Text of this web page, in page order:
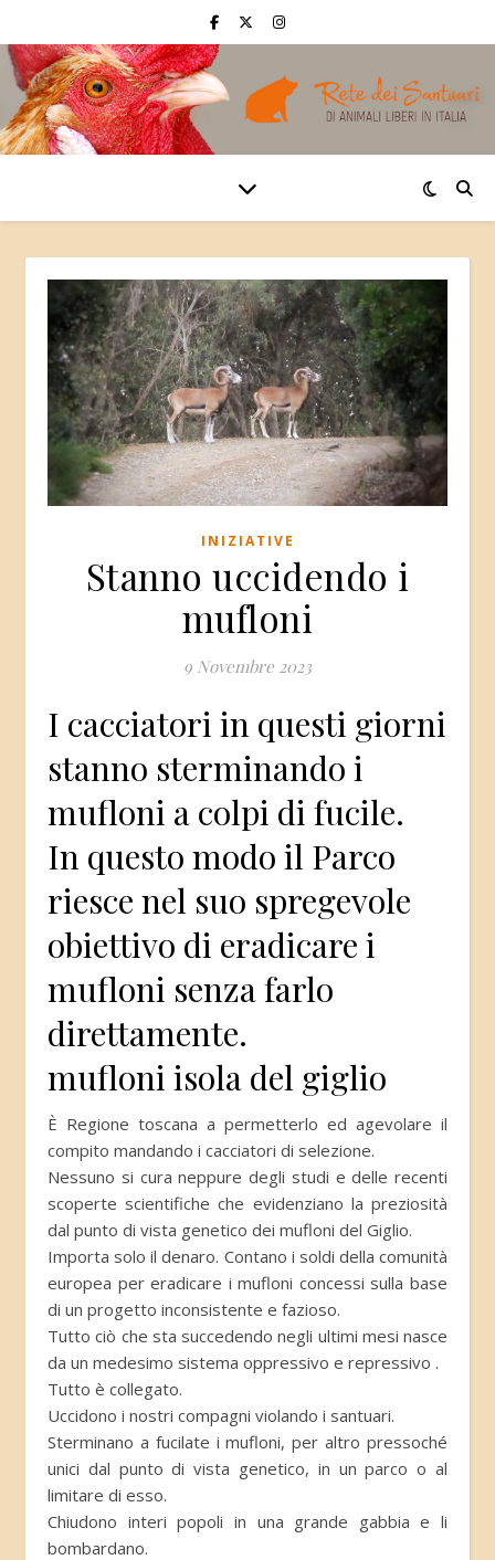
INIZIATIVE
Stanno uccidendo i
mufloni
9 Novembre 2023
I cacciatori in questi giorni
stanno sterminando i
mufloni a colpi di fucile.
In questo modo il Parco
riesce nel suo spregevole
obiettivo di eradicare i
mufloni senza farlo
direttamente.
mufloni isola del giglio
È Regione toscana a permetterlo ed agevolare il
compito mandando i cacciatori di selezione.
Nessuno si cura neppure degli studi e delle recenti
scoperte scientifiche che evidenziano la preziosità
dal punto di vista genetico dei mufloni del Giglio.
Importa solo il denaro. Contano i soldi della comunità
europea per eradicare i mufloni concessi sulla base
di un progetto inconsistente e fazioso.
Tutto ciò che sta succedendo negli ultimi mesi nasce
da un medesimo sistema oppressivo e repressivo .
Tutto è collegato.
Uccidono i nostri compagni violando i santuari.
Sterminano a fucilate i mufloni, per altro pressoché
unici dal punto di vista genetico, in un parco o al
limitare di esso.
Chiudono interi popoli in una grande gabbia e li
bombardano.